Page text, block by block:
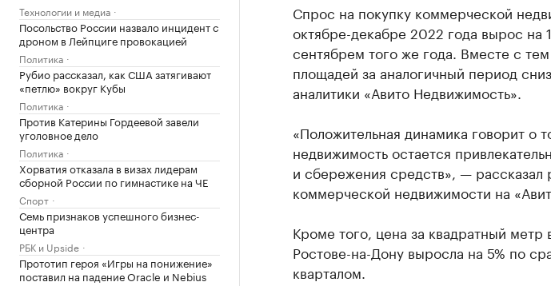
Технологии и медиа
Посольство России назвало инцидент с
дроном в Лейпциге провокацией
Политика
Рубио рассказал, как США затягивают
«петлю» вокруг Кубы
Политика
Против Катерины Гордеевой завели
уголовное дело
Политика
Хорватия отказала в визах лидерам
сборной России по гимнастике на ЧЕ
Спорт
Семь признаков успешного бизнес-
центра
РБК и Upside
Прототип героя «Игры на понижение»
поставил на падение Oracle и Nebius
Спрос на покупку коммерческой
октябре-декабре 2022 года вырос
сентябрем того же года. Вместе с
площадей за аналогичный период
аналитики «Авито Недвижимость».
«Положительная динамика говорит о
недвижимость остается
и сбережения средств», — рассказал
коммерческой недвижимости на
Кроме того, цена за квадратный метр
Ростове-на-Дону выросла на 5% по
кварталом.